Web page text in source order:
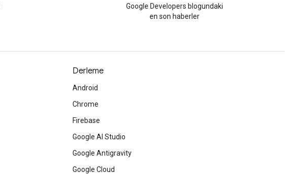
Google Developers blogundaki
en son haberler
Derleme
Android
Chrome
Firebase
Google AI Studio
Google Antigravity
Google Cloud